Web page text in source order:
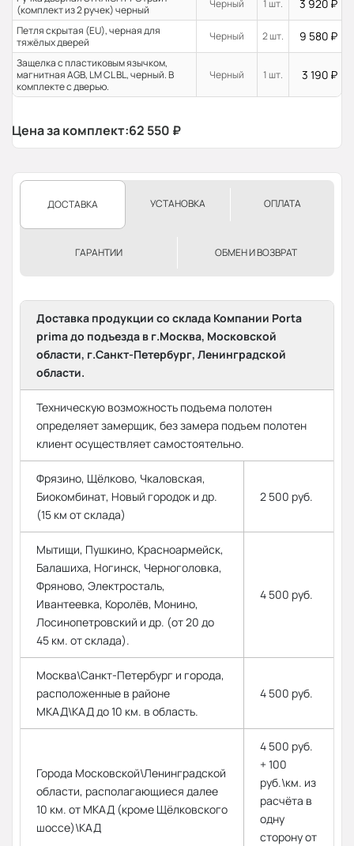
(комплект из 2 ручек) черный
Черный 1 шт. 3 920 ₽
Петля скрытая (EU), черная для
тяжёлых дверей
Черный 2 шт. 9 580 ₽
Защелка с пластиковым язычком,
магнитная AGB, LM CL BL, черный. В
комплекте с дверью.
Черный 1 шт. 3 190 ₽
Цена за комплект:62 550 ₽
ДОСТАВКА УСТАНОВКА ОПЛАТА
ГАРАНТИИ ОБМЕН И ВОЗВРАТ
Доставка продукции со склада Компании Porta
prima до подъезда в г.Москва, Московской
области, г.Санкт-Петербург, Ленинградской
области.
Техническую возможность подъема полотен
определяет замерщик, без замера подъем полотен
клиент осуществляет самостоятельно.
Фрязино, Щёлково, Чкаловская,
Биокомбинат, Новый городок и др.
(15 км от склада)
2 500 руб.
Мытищи, Пушкино, Красноармейск,
Балашиха, Ногинск, Черноголовка,
Фряново, Электросталь,
Ивантеевка, Королёв, Монино,
Лосинопетровский и др. (от 20 до
45 км. от склада).
4 500 руб.
Москва\Санкт-Петербург и города,
расположенные в районе
МКАД\КАД до 10 км. в область.
4 500 руб.
Города Московской\Ленинградской
области, располагающиеся далее
10 км. от МКАД (кроме Щёлковского
шоссе)\КАД
4 500 руб.
+ 100
руб.\км. из
расчёта в
одну
сторону от